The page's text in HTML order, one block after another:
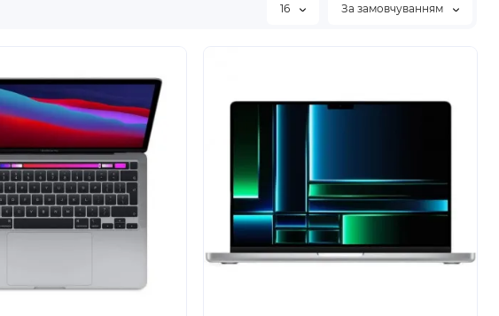
16 За замовчуванням